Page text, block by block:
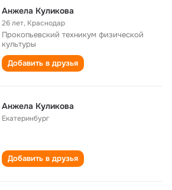
Анжела Куликова
26 лет, Краснодар
Прокопьевский техникум физической
культуры
Добавить в друзья
Анжела Куликова
Екатеринбург
Добавить в друзья